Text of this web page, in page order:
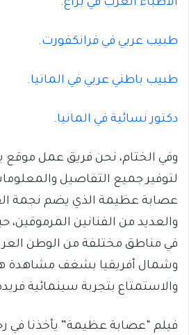
الأطباء العرب في براغ.
طبيب عربي في فرانكفورت.
طبيب باطني عربي في المانيا.
دكتور نسائية في المانيا.
وفي الختام، نحن فريق عمل موقع
لتوفير جميع التفاصيل
عصابة عظيمة الذي يضم نجمة
والعديد من الفنانين
في مناطق مختلفة من الوطن
وشمال أفريقيا بشغف مشاهدة
والاستمتاع بتجربة سينمائية
فيلم “عصابة عظيمة” يأخذنا في